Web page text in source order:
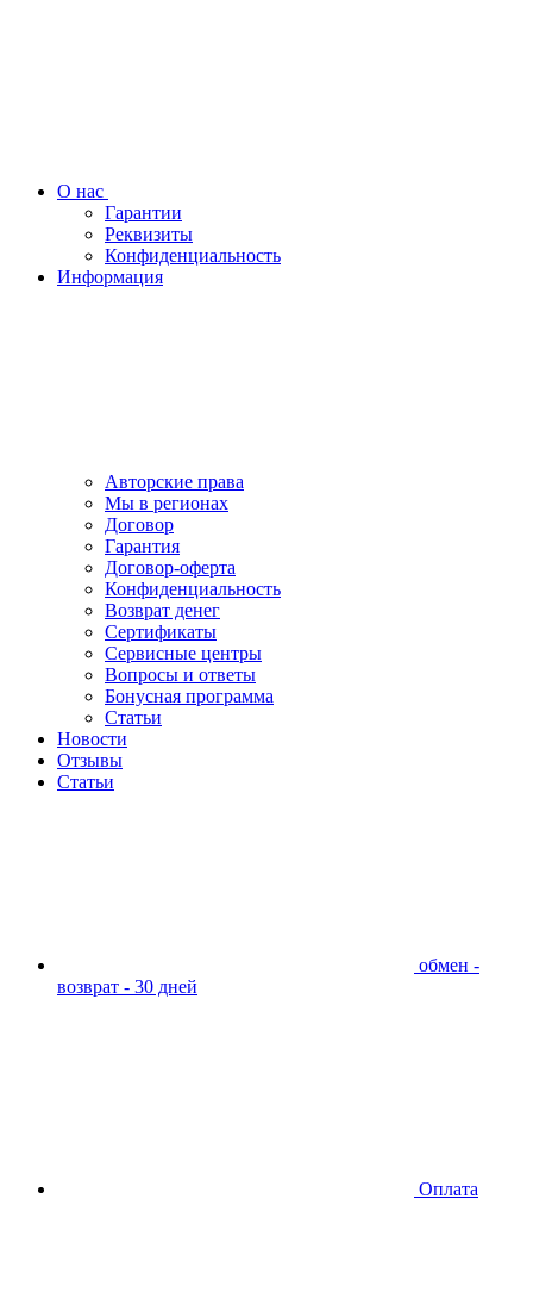
О нас
Гарантии
Реквизиты
Конфиденциальность
Информация
Авторские права
Мы в регионах
Договор
Гарантия
Договор-оферта
Конфиденциальность
Возврат денег
Сертификаты
Сервисные центры
Вопросы и ответы
Бонусная программа
Статьи
Новости
Отзывы
Статьи
обмен -
возврат - 30 дней
Оплата